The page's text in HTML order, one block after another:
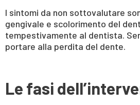
I sintomi da non sottovalutare
gengivale e scolorimento del
tempestivamente al dentista.
portare alla perdita del dente.
Le fasi